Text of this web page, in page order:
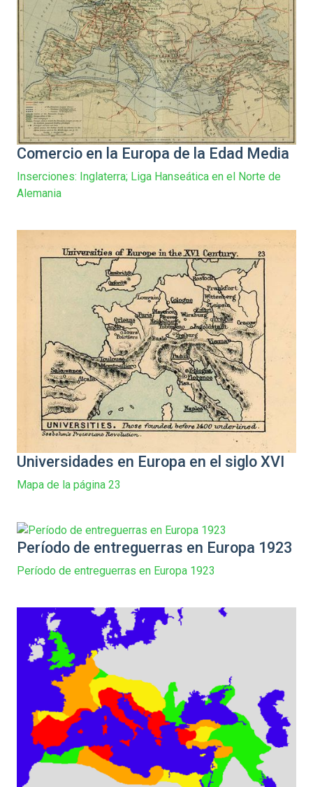
Comercio en la Europa de la Edad Media
Inserciones: Inglaterra; Liga Hanseática en el Norte de
Alemania
Universidades en Europa en el siglo XVI
Mapa de la página 23
Período de entreguerras en Europa 1923
Período de entreguerras en Europa 1923